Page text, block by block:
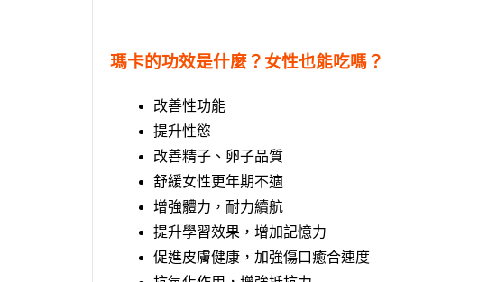
瑪卡的功效是什麼？女性也能吃嗎？
改善性功能
提升性慾
改善精子、卵子品質
舒緩女性更年期不適
增強體力，耐力續航
提升學習效果，增加記憶力
促進皮膚健康，加強傷口癒合速度